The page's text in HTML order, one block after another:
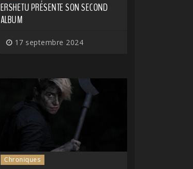
ERSHETU PRÉSENTE SON SECOND
ALBUM
17 septembre 2024
Chroniques